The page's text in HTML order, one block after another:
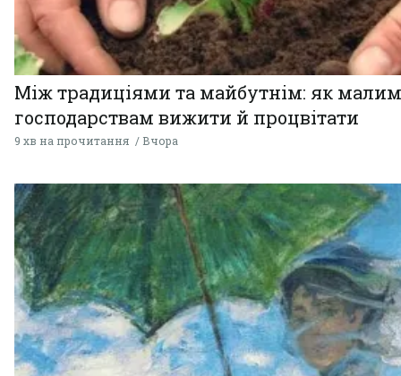
Між традиціями та майбутнім: як малим
господарствам вижити й процвітати
9 хв на прочитання Вчора